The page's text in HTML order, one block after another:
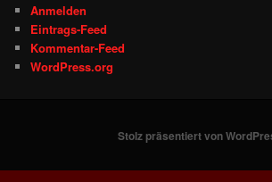
Anmelden
Eintrags-Feed
Kommentar-Feed
WordPress.org
Stolz präsentiert von